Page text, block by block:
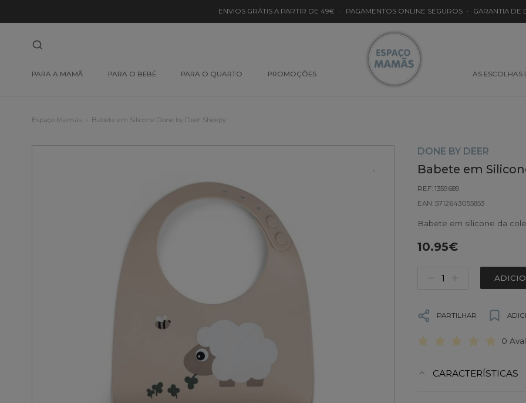
ENVIOS GRÁTIS A PARTIR DE 49€ · PAGAMENTOS ONLINE SEGUROS · GARANTIA DE
PARA A MAMÃ PARA O BEBÉ PARA O QUARTO PROMOÇÕES AS ESCOLHAS
Espaço Mamãs Babete em Silicone Done by Deer Sheepy
DONE BY DEER
Babete em
REF: 1359689
EAN: 5712643055853
Babete em silicone da
10.95€
PARTILHAR
0
CARACTERÍSTICAS